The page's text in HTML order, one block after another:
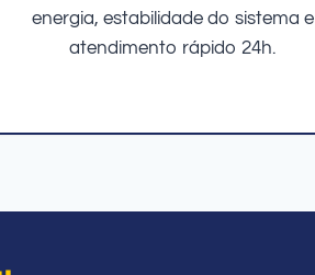
energia, estabilidade do sistema e
atendimento rápido 24h.